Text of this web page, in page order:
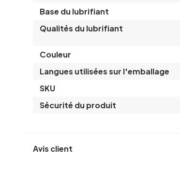
Base du lubrifiant
Qualités du lubrifiant
Couleur
Langues utilisées sur l'emballage
SKU
Sécurité du produit
Avis client